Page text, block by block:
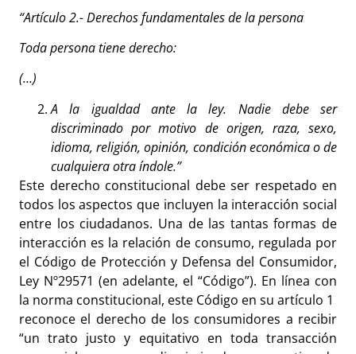
“Artículo 2.- Derechos fundamentales de la persona
Toda persona tiene derecho:
(…)
A la igualdad ante la ley. Nadie debe ser
discriminado por motivo de origen, raza, sexo,
idioma, religión, opinión, condición económica o de
cualquiera otra índole.”
Este derecho constitucional debe ser respetado en
todos los aspectos que incluyen la interacción social
entre los ciudadanos. Una de las tantas formas de
interacción es la relación de consumo, regulada por
el Código de Protección y Defensa del Consumidor,
Ley Nº29571 (en adelante, el “Código”). En línea con
la norma constitucional, este Código en su artículo 1
reconoce el derecho de los consumidores a recibir
“un trato justo y equitativo en toda transacción